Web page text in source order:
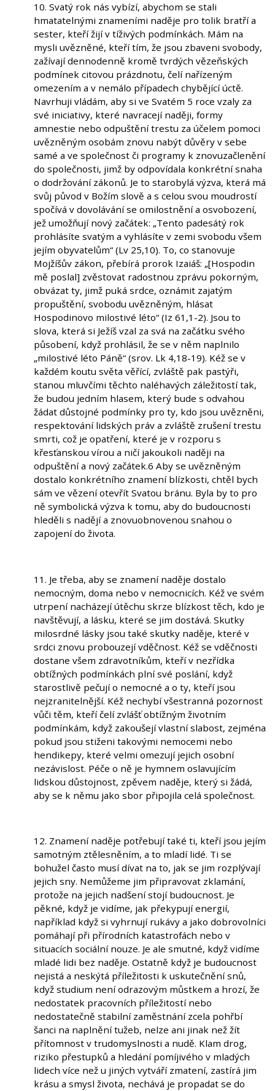
10. Svatý rok nás vybízí, abychom se stali
hmatatelnými znameními naděje pro tolik bratří a
sester, kteří žijí v tíživých podmínkách. Mám na
mysli uvězněné, kteří tím, že jsou zbaveni svobody,
zažívají dennodenně kromě tvrdých vězeňských
podmínek citovou prázdnotu, čelí nařízeným
omezením a v nemálo případech chybějící úctě.
Navrhuji vládám, aby si ve Svatém 5 roce vzaly za
své iniciativy, které navracejí naději, formy
amnestie nebo odpuštění trestu za účelem pomoci
uvězněným osobám znovu nabýt důvěry v sebe
samé a ve společnost či programy k znovuzačlenění
do společnosti, jimž by odpovídala konkrétní snaha
o dodržování zákonů. Je to starobylá výzva, která má
svůj původ v Božím slově a s celou svou moudrostí
spočívá v dovolávání se omilostnění a osvobození,
jež umožňují nový začátek: „Tento padesátý rok
prohlásíte svatým a vyhlásíte v zemi svobodu všem
jejím obyvatelům“ (Lv 25,10). To, co stanovuje
Mojžíšův zákon, přebírá prorok Izaiáš: „[Hospodin
mě poslal] zvěstovat radostnou zprávu pokorným,
obvázat ty, jimž puká srdce, oznámit zajatým
propuštění, svobodu uvězněným, hlásat
Hospodinovo milostivé léto“ (Iz 61,1-2). Jsou to
slova, která si Ježíš vzal za svá na začátku svého
působení, když prohlásil, že se v něm naplnilo
„milostivé léto Páně“ (srov. Lk 4,18-19). Kéž se v
každém koutu světa věřící, zvláště pak pastýři,
stanou mluvčími těchto naléhavých záležitostí tak,
že budou jedním hlasem, který bude s odvahou
žádat důstojné podmínky pro ty, kdo jsou uvězněni,
respektování lidských práv a zvláště zrušení trestu
smrti, což je opatření, které je v rozporu s
křesťanskou vírou a ničí jakoukoli naději na
odpuštění a nový začátek.6 Aby se uvězněným
dostalo konkrétního znamení blízkosti, chtěl bych
sám ve vězení otevřít Svatou bránu. Byla by to pro
ně symbolická výzva k tomu, aby do budoucnosti
hleděli s nadějí a znovuobnovenou snahou o
zapojení do života.
11. Je třeba, aby se znamení naděje dostalo
nemocným, doma nebo v nemocnicích. Kéž ve svém
utrpení nacházejí útěchu skrze blízkost těch, kdo je
navštěvují, a lásku, které se jim dostává. Skutky
milosrdné lásky jsou také skutky naděje, které v
srdci znovu probouzejí vděčnost. Kéž se vděčnosti
dostane všem zdravotníkům, kteří v nezřídka
obtížných podmínkách plní své poslání, když
starostlivě pečují o nemocné a o ty, kteří jsou
nejzranitelnější. Kéž nechybí všestranná pozornost
vůči těm, kteří čelí zvlášť obtížným životním
podmínkám, když zakoušejí vlastní slabost, zejména
pokud jsou stiženi takovými nemocemi nebo
hendikepy, které velmi omezují jejich osobní
nezávislost. Péče o ně je hymnem oslavujícím
lidskou důstojnost, zpěvem naděje, který si žádá,
aby se k němu jako sbor připojila celá společnost.
12. Znamení naděje potřebují také ti, kteří jsou jejím
samotným ztělesněním, a to mladí lidé. Ti se
bohužel často musí dívat na to, jak se jim rozplývají
jejich sny. Nemůžeme jim připravovat zklamání,
protože na jejich nadšení stojí budoucnost. Je
pěkné, když je vidíme, jak překypují energií,
například když si vyhrnují rukávy a jako dobrovolníci
pomáhají při přírodních katastrofách nebo v
situacích sociální nouze. Je ale smutné, když vidíme
mladé lidi bez naděje. Ostatně když je budoucnost
nejistá a neskýtá příležitosti k uskutečnění snů,
když studium není odrazovým můstkem a hrozí, že
nedostatek pracovních příležitostí nebo
nedostatečně stabilní zaměstnání zcela pohřbí
šanci na naplnění tužeb, nelze ani jinak než žít
přítomnost v trudomyslnosti a nudě. Klam drog,
riziko přestupků a hledání pomíjivého v mladých
lidech více než u jiných vytváří zmatení, zastírá jim
krásu a smysl života, nechává je propadat se do